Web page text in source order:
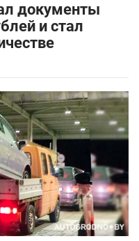
документы
и стал